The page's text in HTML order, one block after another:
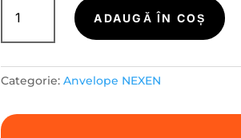
Nexen
NBLUE-
SUV
225/60R18
104V
ADAUGĂ ÎN COȘ
Categorie: Anvelope NEXEN